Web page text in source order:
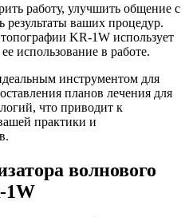
работу, улучшить общение с
результаты ваших процедур.
KR-1W использует
использование в работе.
инструментом для
планов лечения для
что приводит к
практики и
волнового
1W